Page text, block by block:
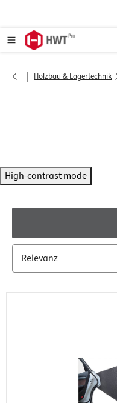
| Holzbau & Lagertechnik
High-contrast mode